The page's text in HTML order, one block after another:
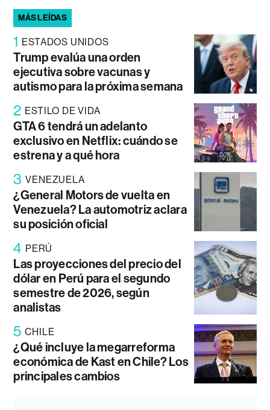
MÁS LEÍDAS
1 ESTADOS UNIDOS
Trump evalúa una orden
ejecutiva sobre vacunas y
autismo para la próxima semana
2 ESTILO DE VIDA
GTA 6 tendrá un adelanto
exclusivo en Netflix: cuándo se
estrena y a qué hora
3 VENEZUELA
¿General Motors de vuelta en
Venezuela? La automotriz aclara
su posición oficial
4 PERÚ
Las proyecciones del precio del
dólar en Perú para el segundo
semestre de 2026, según
analistas
5 CHILE
¿Qué incluye la megarreforma
económica de Kast en Chile? Los
principales cambios